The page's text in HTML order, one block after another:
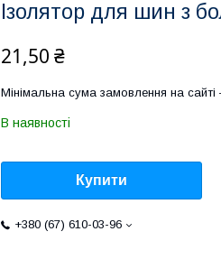
Ізолятор для шин з
21,50 ₴
Мінімальна сума замовлення на
В наявності
Купити
+380 (67) 610-03-96